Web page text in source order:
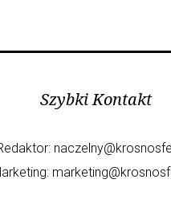
Szybki Kontakt